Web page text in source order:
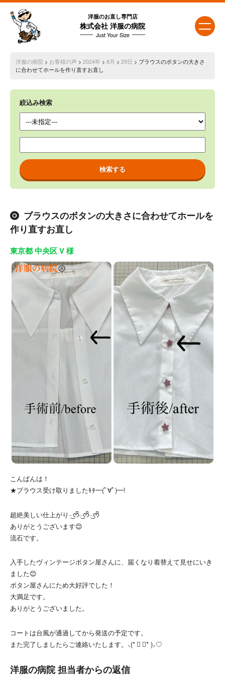
洋服のお直し専門店
株式会社 洋服の病院
Just Your Size
洋服の病院 > お客様の声> 2024年 > 8月 > 29日 > ブラウスのボタンの大きさ
に合わせてホールを作り直すお直し
絞込み検索
ブラウスのボタンの大きさに合わせてホールを
作り直すお直し
東京都 中央区 V 様
こんばんは！
★ブラウス受け取りましたｷﾀ━(ﾟ∀ﾟ)━!
超絶美しい仕上がり·͜·ᰔᩚ·͜·ᰔᩚ·͜·ᰔᩚ
ありがとうございます😊
流石です。
入手したヴィンテージボタン屋さんに、届くなり着替えて見せにいき
ました😊
ボタン屋さんにため大好評でした！
大満足です。
ありがとうございました。
コートは台風が通過してから発送の予定です。
また完了しましたらご連絡いたします。⸜(* ॑ ॑* )⸝♡
洋服の病院 担当者からの返信